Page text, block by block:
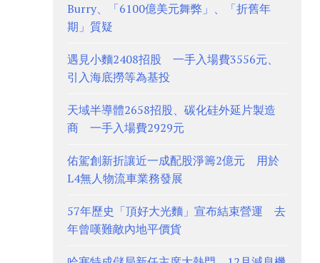
Burry、「6100億美元舞弊」、「折舊年
期」質疑
遇見小麵2408招股 一手入場費3556元、
引入海底撈等為基投
天域半導體2658招股、碳化硅外延片製造
商 一手入場費2929元
佑駕創新折讓近一成配股淨籌2億元 用於
L4無人物流車業務發展
57年歷史「頂好大光麵」宣布結束營運 去
年曾嘆難敵內地平價貨